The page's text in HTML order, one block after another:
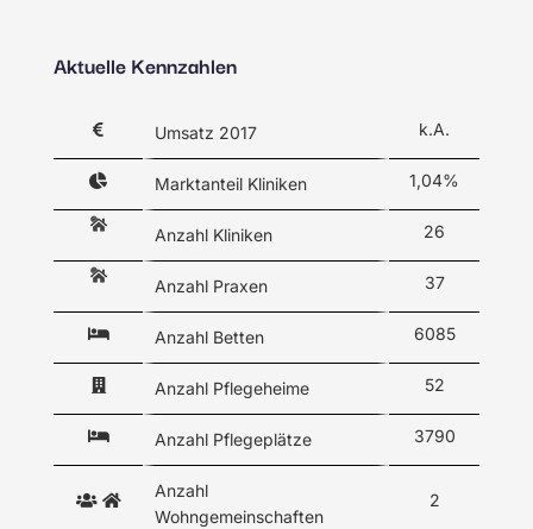
Aktuelle Kennzahlen
Umsatz 2017 k.A.
Marktanteil Kliniken 1,04%
Anzahl Kliniken 26
Anzahl Praxen 37
Anzahl Betten 6085
Anzahl Pflegeheime 52
Anzahl Pflegeplätze 3790
Anzahl
Wohngemeinschaften
2